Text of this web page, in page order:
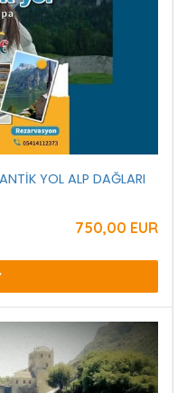
YOL ALP DAĞLARI
750,00 EUR